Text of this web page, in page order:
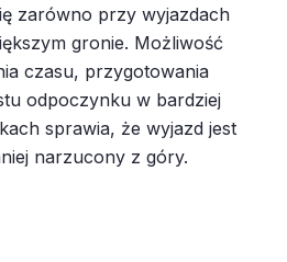
zarówno przy wyjazdach
gronie. Możliwość
czasu, przygotowania
odpoczynku w bardziej
sprawia, że wyjazd jest
narzucony z góry.